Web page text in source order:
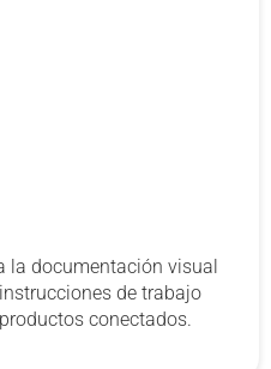
la documentación visual
de trabajo
conectados.